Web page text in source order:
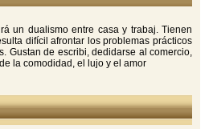
un dualismo entre casa y trabaj. Tienen
difícil afrontar los problemas prácticos
Gustan de escribi, dedidarse al comercio,
la comodidad, el lujo y el amor